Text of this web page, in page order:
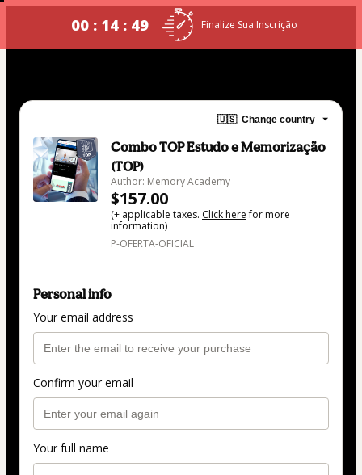
00 : 14 : 49 Finalize Sua Inscrição
🇺🇸 Change country
Combo TOP Estudo e Memorização
(TOP)
Author: Memory Academy
$157.00
(+ applicable taxes. Click herefor more
information)
P-OFERTA-OFICIAL
Personal info
Your email address
Confirm your email
Your full name